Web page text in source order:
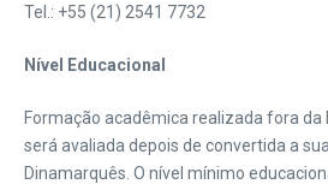
Tel.: +55 (21) 2541 7732
Nível Educacional
Formação acadêmica realizada fora
será avaliada depois de convertida a
Dinamarquês. O nível mínimo